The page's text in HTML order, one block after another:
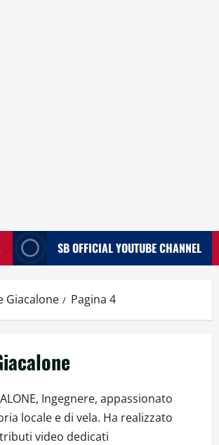
SB OFFICIAL YOUTUBE CHANNEL
Giacalone Pagina 4
Ingegnere, appassionato
locale e di vela. Ha realizzato
video dedicati